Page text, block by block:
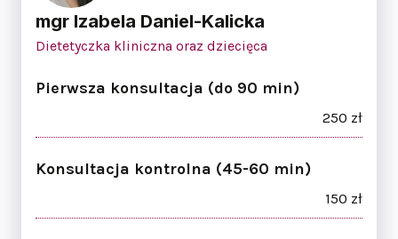
mgr Izabela Daniel-Kalicka
Dietetyczka kliniczna oraz dziecięca
Pierwsza konsultacja (do 90 min)
250 zł
Konsultacja kontrolna (45-60 min)
150 zł